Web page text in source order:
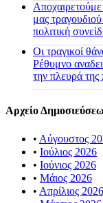
μας
πολιτική
Οι τραγικοί
Ρέθυμνο
την πλευρά της
Αρχείο
• Αύγουστος
• Ιούλιος 2026
• Ιούνιος 2026
• Μάιος 2026
• Απρίλιος 2026